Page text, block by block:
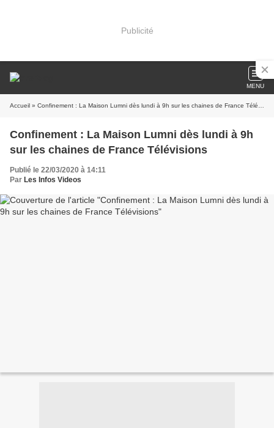
Publicité
MENU
Accueil » Confinement : La Maison Lumni dès lundi à 9h sur les chaines de France Télévisions
Confinement : La Maison Lumni dès lundi à 9h
sur les chaines de France Télévisions
Publié le 22/03/2020 à 14:11
Par Les Infos Videos